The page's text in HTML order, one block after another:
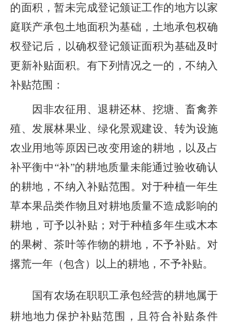
的面积，暂未完成登记颁证工作的地方以家
庭联产承包土地面积为基础，土地承包权确
权登记后，以确权登记颁证面积为基础及时
更新补贴面积。有下列情况之一的，不纳入
补贴范围：
因非农征用、退耕还林、 挖塘、畜禽养
殖、 发展林果业、 绿化景观建设、 转为设施
农业用地等原因已改变用途的耕地，以及占
补平衡中“补”的耕地质量未能通过验收确认
的耕地，不纳入补贴范围。对于种植一年生
草本果品类作物 且 对耕地质量不造成影响的
耕地，可予以补贴；对于种植多年生或木本
的果树、茶叶等作物的耕地，不予补贴。对
撂荒一年（包含）以上的耕地，不予补贴。
国有农场在职职工承包经营的耕地属于
耕地地力保护补贴范围，且符合补贴条件